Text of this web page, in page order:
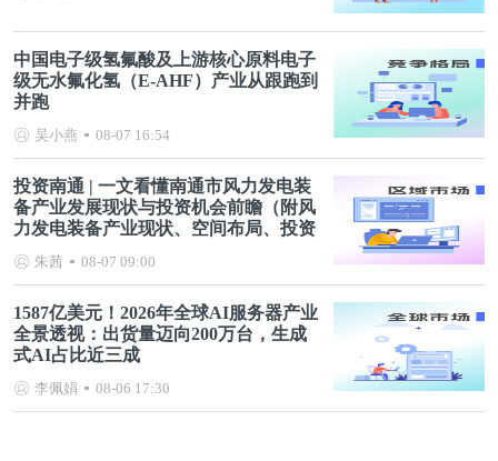
中国电子级氢氟酸及上游核心原料电子
级无水氟化氢（E-AHF）产业从跟跑到
并跑
吴小燕 08-07 16:54
投资南通 | 一文看懂南通市风力发电装
备产业发展现状与投资机会前瞻（附风
力发电装备产业现状、空间布局、投资
机会分析等）
朱茜 08-07 09:00
1587亿美元！2026年全球AI服务器产业
全景透视：出货量迈向200万台，生成
式AI占比近三成
李佩娟 08-06 17:30